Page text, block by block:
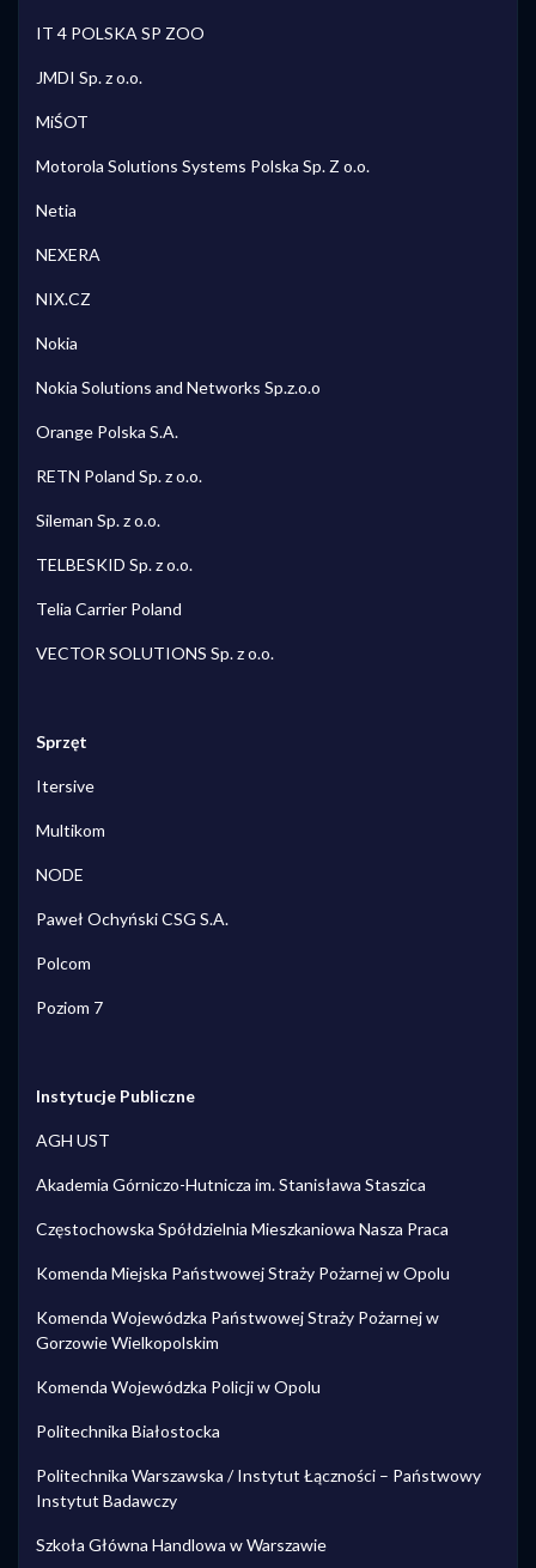
IT 4 POLSKA SP ZOO
JMDI Sp. z o.o.
MiŚOT
Motorola Solutions Systems Polska Sp. Z o.o.
Netia
NEXERA
NIX.CZ
Nokia
Nokia Solutions and Networks Sp.z.o.o
Orange Polska S.A.
RETN Poland Sp. z o.o.
Sileman Sp. z o.o.
TELBESKID Sp. z o.o.
Telia Carrier Poland
VECTOR SOLUTIONS Sp. z o.o.
Sprzęt
Itersive
Multikom
NODE
Paweł Ochyński CSG S.A.
Polcom
Poziom 7
Instytucje Publiczne
AGH UST
Akademia Górniczo-Hutnicza im. Stanisława Staszica
Częstochowska Spółdzielnia Mieszkaniowa Nasza Praca
Komenda Miejska Państwowej Straży Pożarnej w Opolu
Komenda Wojewódzka Państwowej Straży Pożarnej w
Gorzowie Wielkopolskim
Komenda Wojewódzka Policji w Opolu
Politechnika Białostocka
Politechnika Warszawska / Instytut Łączności – Państwowy
Instytut Badawczy
Szkoła Główna Handlowa w Warszawie